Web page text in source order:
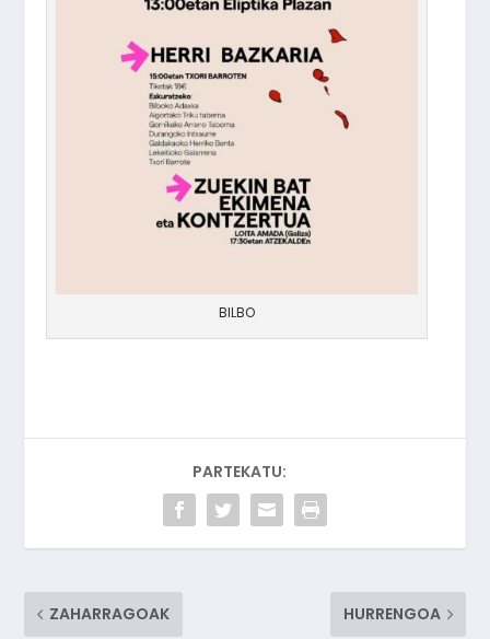
BILBO
PARTEKATU:
ZAHARRAGOAK HURRENGOA